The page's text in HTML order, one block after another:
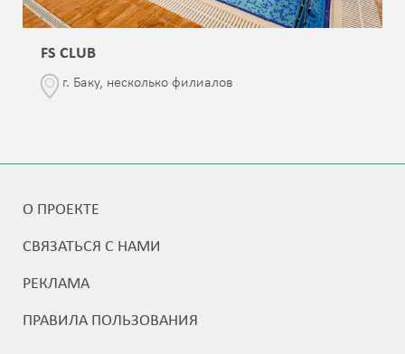
FS CLUB
г. Баку, несколько филиалов
О ПРОЕКТЕ
СВЯЗАТЬСЯ С НАМИ
РЕКЛАМА
ПРАВИЛА ПОЛЬЗОВАНИЯ